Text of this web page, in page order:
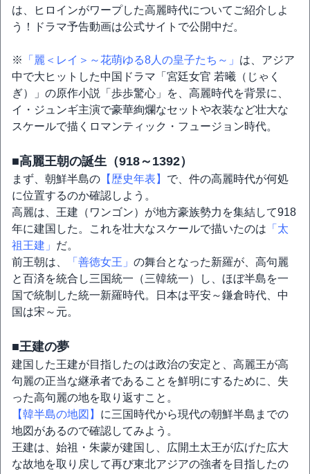
は、ヒロインがワープした高麗時代についてご紹介しよ
う！ドラマ予告動画は公式サイトで公開中だ。
※ 「麗＜レイ＞～花萌ゆる8人の皇子たち～」 は、アジア
中で大ヒットした中国ドラマ「宮廷女官 若曦（じゃく
ぎ）」の原作小説「歩歩驚心」を、高麗時代を背景に、
イ・ジュンギ主演で豪華絢爛なセットや衣装など壮大な
スケールで描くロマンティック・フュージョン時代。
■高麗王朝の誕生（918～1392）
まず、朝鮮半島の 【歴史年表】 で、件の高麗時代が何処
に位置するのか確認しよう。
高麗は、王建（ワンゴン）が地方豪族勢力を集結して918
年に建国した。これを壮大なスケールで描いたのは 「太
祖王建」 だ。
前王朝は、
「善徳女王」 の舞台となった新羅が、高句麗
と百済を統合し三国統一（三韓統一）し、ほぼ半島を一
国で統制した統一新羅時代。日本は平安～鎌倉時代、中
国は宋～元。
■王建の夢
建国した王建が目指したのは政治の安定と、高麗王が高
句麗の正当な継承者であることを鮮明にするために、失
った高句麗の地を取り返すこと。
【韓半島の地図】 に三国時代から現代の朝鮮半島までの
地図があるので確認してみよう。
王建は、始祖・朱蒙が建国し、広開土太王が広げた広大
な故地を取り戻して再び東北アジアの強者を目指したの